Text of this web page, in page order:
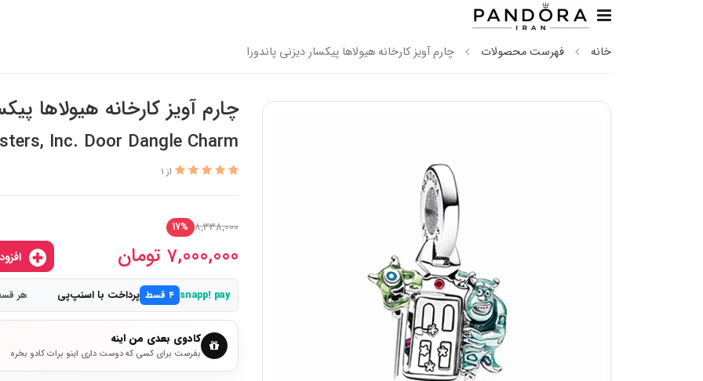
خانه فهرست محصولات چارم آویز کارخانه هیولاها پیکسار دیزنی پاندورا
چارم آویز کارخانه هیولاها
Inc. Door Dangle Charm
از 1
8,338,000
17%
7,000,000 تومان
snapp! pay ۴ قسط پرداخت با اسنپ‌پی هر قسط 1,750,000
کادوی بعدی من اینه
بفرست برای کسی که دوست داری اینو برات کادو بخره